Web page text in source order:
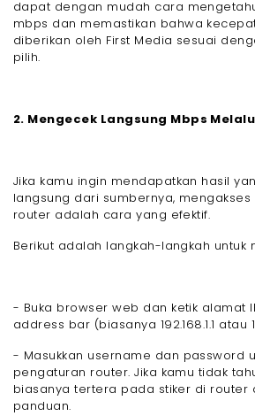
dapat dengan mudah cara
mbps dan memastikan bahwa
diberikan oleh First Media sesuai
pilih.
2. Mengecek Langsung Mbps
Jika kamu ingin mendapatkan hasil
langsung dari sumbernya,
router adalah cara yang efektif.
Berikut adalah langkah-langkah untuk
- Buka browser web dan ketik alamat
address bar (biasanya 192.168.1.1 atau
- Masukkan username dan password
pengaturan router. Jika kamu tidak
biasanya tertera pada stiker di router
panduan.